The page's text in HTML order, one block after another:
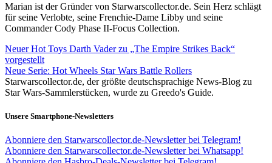
Marian ist der Gründer von Starwarscollector.de. Sein Herz schlägt
für seine Verlobte, seine Frenchie-Dame Libby und seine
Commander Cody Phase II-Focus Collection.
Neuer Hot Toys Darth Vader zu „The Empire Strikes Back“
vorgestellt
Neue Serie: Hot Wheels Star Wars Battle Rollers
Starwarscollector.de, der größte deutschsprachige News-Blog zu
Star Wars-Sammlerstücken, wurde zu Greedo's Guide.
Unsere Smartphone-Newsletters
Abonniere den Starwarscollector.de-Newsletter bei Telegram!
Abonniere den Starwarscollector.de-Newsletter bei Whatsapp!